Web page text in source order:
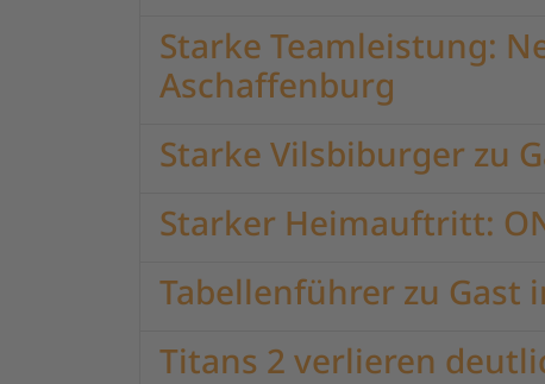
Starke Teamleistung:
Aschaffenburg
Starke Vilsbiburger zu
Starker Heimauftritt:
Tabellenführer zu Gast
Titans 2 verlieren